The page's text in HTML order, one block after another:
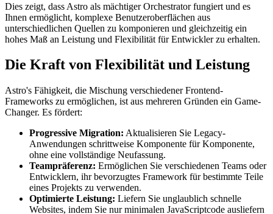
Dies zeigt, dass Astro als mächtiger Orchestrator fungiert und es
Ihnen ermöglicht, komplexe Benutzeroberflächen aus
unterschiedlichen Quellen zu komponieren und gleichzeitig ein
hohes Maß an Leistung und Flexibilität für Entwickler zu erhalten.
Die Kraft von Flexibilität und Leistung
Astro's Fähigkeit, die Mischung verschiedener Frontend-
Frameworks zu ermöglichen, ist aus mehreren Gründen ein Game-
Changer. Es fördert:
Progressive Migration: Aktualisieren Sie Legacy-
Anwendungen schrittweise Komponente für Komponente,
ohne eine vollständige Neufassung.
Teampräferenz: Ermöglichen Sie verschiedenen Teams oder
Entwicklern, ihr bevorzugtes Framework für bestimmte Teile
eines Projekts zu verwenden.
Optimierte Leistung: Liefern Sie unglaublich schnelle
Websites, indem Sie nur minimalen JavaScriptcode ausliefern